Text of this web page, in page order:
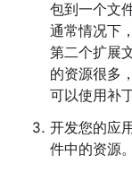
包到一个文
通常情况下
第二个扩展
的资源很多
可以使用补
开发您的应
件中的资源。